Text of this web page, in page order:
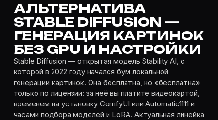
АЛЬТЕРНАТИВА
STABLE DIFFUSION —
ГЕНЕРАЦИЯ КАРТИНОК
БЕЗ GPU И НАСТРОЙКИ
Stable Diffusion — открытая модель Stability AI, с
которой в 2022 году начался бум локальной
генерации картинок. Она бесплатна, но «бесплатна»
только по лицензии: за неё вы платите видеокартой,
временем на установку ComfyUI или Automatic1111 и
часами подбора моделей и LoRA. Актуальная линейка